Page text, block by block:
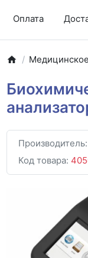
Оплата
Производитель:
Код товара: